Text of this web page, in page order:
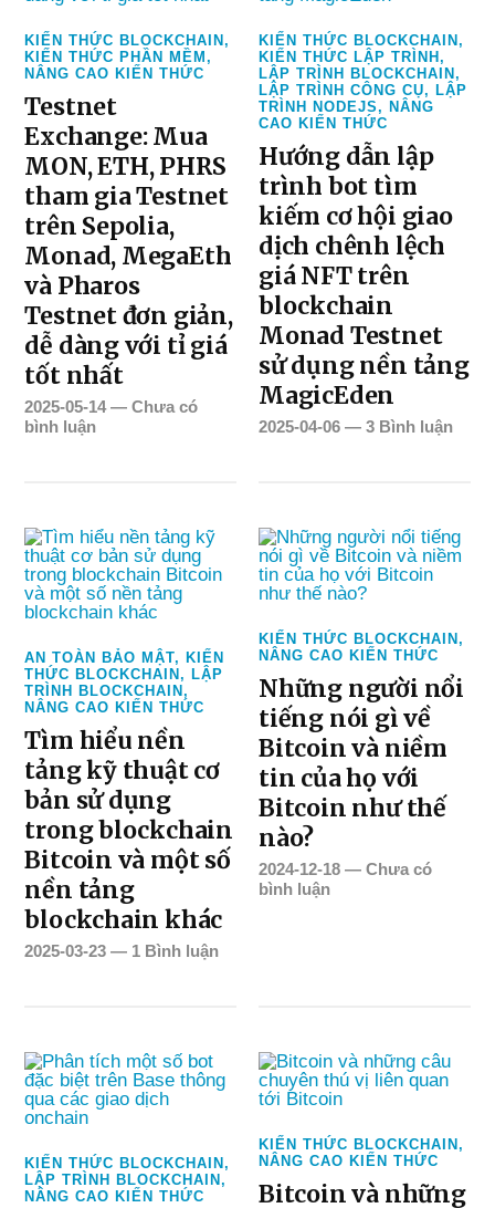
KIẾN THỨC BLOCKCHAIN,
KIẾN THỨC PHẦN MỀM,
NÂNG CAO KIẾN THỨC
Testnet
Exchange: Mua
MON, ETH, PHRS
tham gia Testnet
trên Sepolia,
Monad, MegaEth
và Pharos
Testnet đơn giản,
dễ dàng với tỉ giá
tốt nhất
2025-05-14—Chưa có
bình luận
KIẾN THỨC BLOCKCHAIN,
KIẾN THỨC LẬP TRÌNH,
LẬP TRÌNH BLOCKCHAIN,
LẬP TRÌNH CÔNG CỤ,LẬP
TRÌNH NODEJS,NÂNG
CAO KIẾN THỨC
Hướng dẫn lập
trình bot tìm
kiếm cơ hội giao
dịch chênh lệch
giá NFT trên
blockchain
Monad Testnet
sử dụng nền tảng
MagicEden
2025-04-06 —3 Bình luận
AN TOÀN BẢO MẬT,KIẾN
THỨC BLOCKCHAIN,LẬP
TRÌNH BLOCKCHAIN,
NÂNG CAO KIẾN THỨC
Tìm hiểu nền
tảng kỹ thuật cơ
bản sử dụng
trong blockchain
Bitcoin và một số
nền tảng
blockchain khác
2025-03-23 — 1 Bình luận
KIẾN THỨC BLOCKCHAIN,
NÂNG CAO KIẾN THỨC
Những người nổi
tiếng nói gì về
Bitcoin và niềm
tin của họ với
Bitcoin như thế
nào?
2024-12-18 —Chưa có
bình luận
KIẾN THỨC BLOCKCHAIN,
LẬP TRÌNH BLOCKCHAIN,
NÂNG CAO KIẾN THỨC
KIẾN THỨC BLOCKCHAIN,
NÂNG CAO KIẾN THỨC
Bitcoin và những